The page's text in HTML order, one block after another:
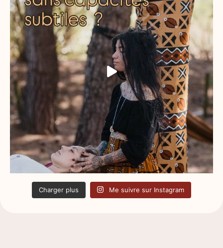
Charger plus Me suivre sur Instagram